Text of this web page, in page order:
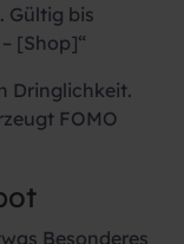
Gültig bis
[Shop]“
Dringlichkeit.
FOMO
Besonderes